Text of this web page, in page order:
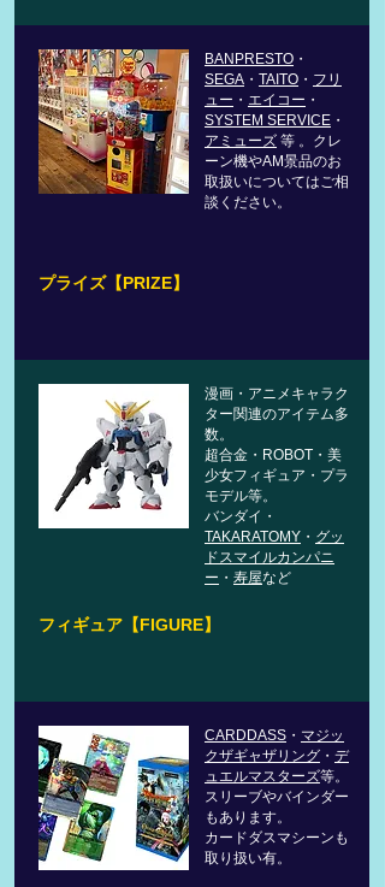
BANPRESTO ・
SEGA ・ TAITO ・ フリ
ュー ・ エイコー ・​
SYSTEM SERVICE ・
アミューズ 等 。クレ
ーン機やAM景品のお
取扱いについてはご相
談ください。
プライズ【PRIZE】
漫画・アニメキャラク
ター関連のアイテム多
数。
超合金・ROBOT・美
少女フィギュア・プラ
モデル等。
バンダイ・
TAKARATOMY ・ グッ
ドスマイルカンパニ
ー ・ 寿屋など
フィギュア【FIGURE】
CARDDASS ・ マジッ
クザギャザリング ・ デ
ュエルマスターズ等。
スリーブやバインダー
もあります。
​カードダスマシーンも
取り扱い有。